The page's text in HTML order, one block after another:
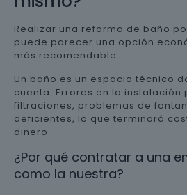
Realizar una reforma de baño
puede parecer una opción
más recomendable.
Un baño es un espacio técnico
cuenta. Errores en la
filtraciones, problemas de
deficientes, lo que terminará
dinero.
¿Por qué contratar a una
como la nuestra?